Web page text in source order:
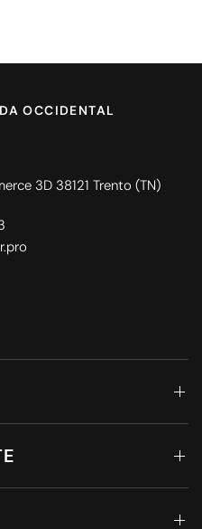
OCCIDENTAL
3D 38121 Trento (TN)